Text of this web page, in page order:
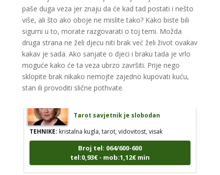
paše duga veza jer znaju da će kad tad postati i nešto
više, ali što ako oboje ne mislite tako? Kako biste bili
sigurni u to, morate razgovarati o toj temi. Možda
druga strana ne želi djecu niti brak već želi život ovakav
kakav je sada. Ako sanjate o djeci i braku tada je vrlo
moguće kako će ta veza ubrzo završiti. Prije nego
sklopite brak nikako nemojte zajedno kupovati kuću,
stan ili provoditi slične pothvate.
Tarot savjetnik je zauzet
TEHNIKE: numerologija, tarot, sudbinske karte
Broj tel: 064/600-600
tel:0,93€ - mob:1,12€ min
Tarot savjetnik je slobodan
TEHNIKE:kristalna kugla, tarot, vidovitost, visak
Broj tel: 064/600-600
tel:0,93€ - mob:1,12€ min